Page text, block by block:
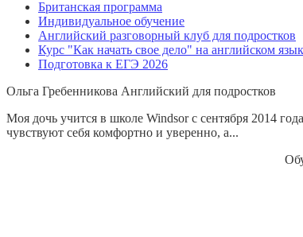
Британская программа
Индивидуальное обучение
Английский разговорный клуб для подростков
Курс "Как начать свое дело" на английском
Подготовка к ЕГЭ 2026
Ольга Гребенникова Английский для подростков
Моя дочь учится в школе Windsor с сентября 2014
чувствуют себя комфортно и уверенно, а...